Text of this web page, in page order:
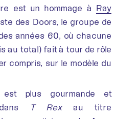
est un hommage à Ray
des Doors, le groupe de
années 60, où chacune
au total) fait à tour de rôle
compris, sur le modèle du
est plus gourmande et
T Rexau titre